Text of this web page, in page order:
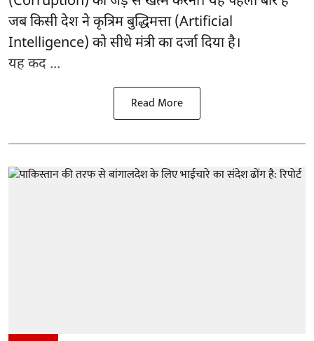
जब किसी देश ने कृत्रिम बुद्धिमत्ता (Artificial
Intelligence) को सीधे मंत्री का दर्जा दिया है।
यह कद ...
Read More